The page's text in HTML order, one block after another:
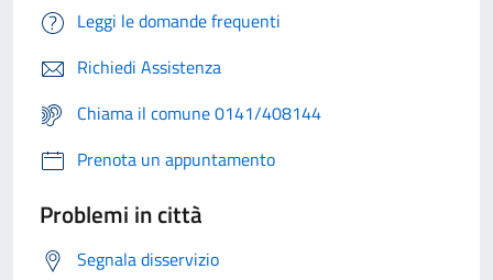
Leggi le domande frequenti
Richiedi Assistenza
Chiama il comune 0141/408144
Prenota un appuntamento
Problemi in città
Segnala disservizio